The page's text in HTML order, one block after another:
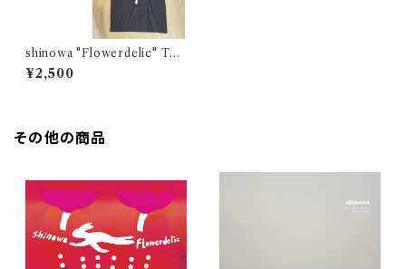
shinowa "Flowerdelic" TAP
E & T-shirt BANDLE
¥2,500
その他の商品